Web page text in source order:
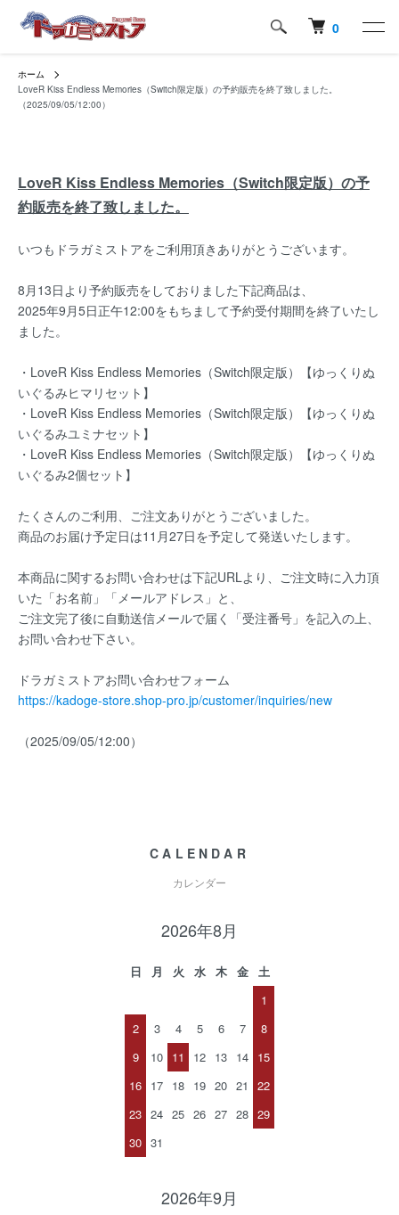
0
ホーム
LoveR Kiss Endless Memories（Switch限定版）の予約販売を終了致しました。
（2025/09/05/12:00）
LoveR Kiss Endless Memories（Switch限定版）の予
約販売を終了致しました。
いつもドラガミストアをご利用頂きありがとうございます。
8月13日より予約販売をしておりました下記商品は、
2025年9月5日正午12:00をもちまして予約受付期間を終了いたし
ました。
・LoveR Kiss Endless Memories（Switch限定版）【ゆっくりぬ
いぐるみヒマリセット】
・LoveR Kiss Endless Memories（Switch限定版）【ゆっくりぬ
いぐるみユミナセット】
・LoveR Kiss Endless Memories（Switch限定版）【ゆっくりぬ
いぐるみ2個セット】
たくさんのご利用、ご注文ありがとうございました。
商品のお届け予定日は11月27日を予定して発送いたします。
本商品に関するお問い合わせは下記URLより、ご注文時に入力頂
いた「お名前」「メールアドレス」と、
ご注文完了後に自動送信メールで届く「受注番号」を記入の上、
お問い合わせ下さい。
ドラガミストアお問い合わせフォーム
https://kadoge-store.shop-pro.jp/customer/inquiries/new
（2025/09/05/12:00）
CALENDAR
カレンダー
2026年8月
日 月 火 水 木 金
土
1
2
3 4 5 6 7
8
9
10 11 12 13 14 15
16 17 18 19 20 21
22
23 24 25 26 27 28 29
30 31
2026年9月